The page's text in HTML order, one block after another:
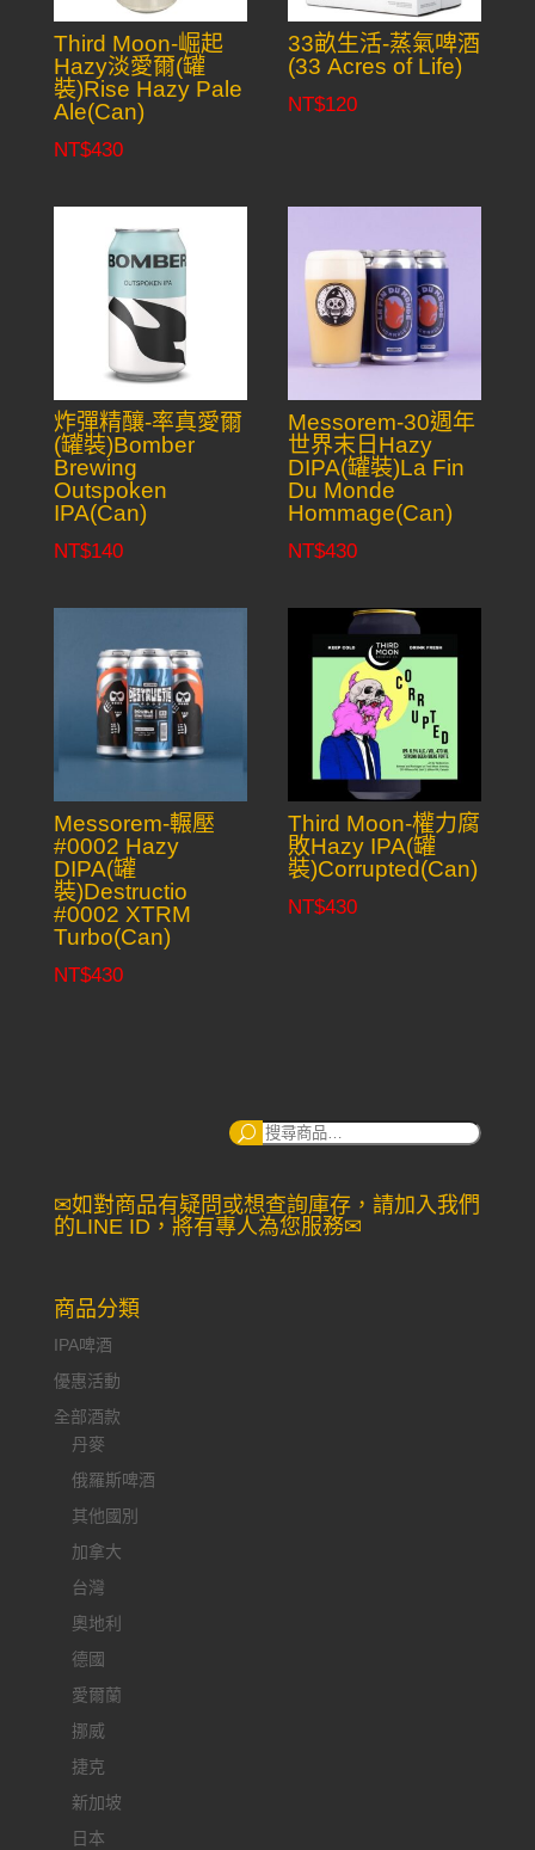
Third Moon-崛起
Hazy淡愛爾(罐
裝)Rise Hazy Pale
Ale(Can)
NT$430
33畝生活-蒸氣啤酒
(33 Acres of Life)
NT$120
炸彈精釀-率真愛爾
(罐裝)Bomber
Brewing
Outspoken
IPA(Can)
NT$140
Messorem-30週年
世界末日Hazy
DIPA(罐裝)La Fin
Du Monde
Hommage(Can)
NT$430
Messorem-輾壓
#0002 Hazy
DIPA(罐
裝)Destructio
#0002 XTRM
Turbo(Can)
NT$430
Third Moon-權力腐
敗Hazy IPA(罐
裝)Corrupted(Can)
NT$430
搜
✉如對商品有疑問或想查詢庫存，請加入我們
的LINE ID，將有專人為您服務✉
商品分類
IPA啤酒
優惠活動
全部酒款
丹麥
俄羅斯啤酒
其他國別
加拿大
台灣
奧地利
德國
愛爾蘭
挪威
捷克
新加坡
日本